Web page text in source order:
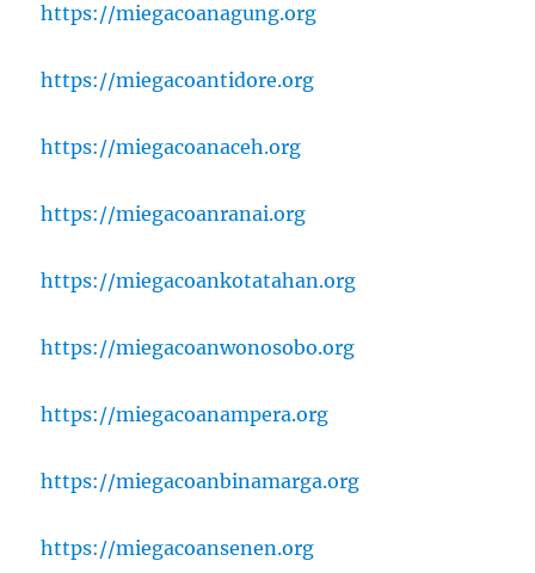
https://miegacoanagung.org
https://miegacoantidore.org
https://miegacoanaceh.org
https://miegacoanranai.org
https://miegacoankotatahan.org
https://miegacoanwonosobo.org
https://miegacoanampera.org
https://miegacoanbinamarga.org
https://miegacoansenen.org